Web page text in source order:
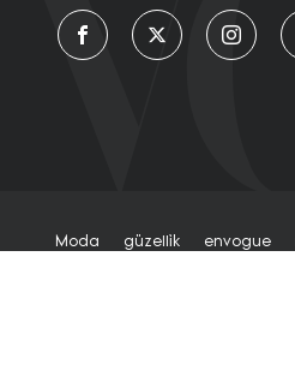
Moda Güzelli̇k Envogue